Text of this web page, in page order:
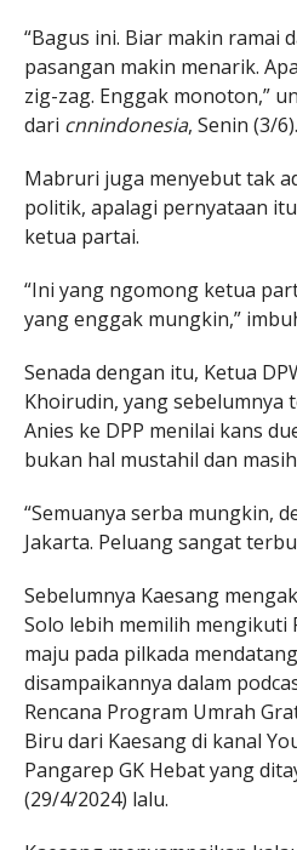
“Bagus ini. Biar makin ramai
pasangan makin menarik.
zig-zag. Enggak monoton,”
dari cnnindonesia, Senin (3/6).
Mabruri juga menyebut tak
politik, apalagi pernyataan
ketua partai.
“Ini yang ngomong ketua
yang enggak mungkin,”
Senada dengan itu, Ketua
Khoirudin, yang sebelumnya
Anies ke DPP menilai kans
bukan hal mustahil dan
“Semuanya serba mungkin,
Jakarta. Peluang sangat
Sebelumnya Kaesang
Solo lebih memilih mengikuti
maju pada pilkada
disampaikannya dalam
Rencana Program Umrah
Biru dari Kaesang di kanal
Pangarep GK Hebat yang
(29/4/2024) lalu.